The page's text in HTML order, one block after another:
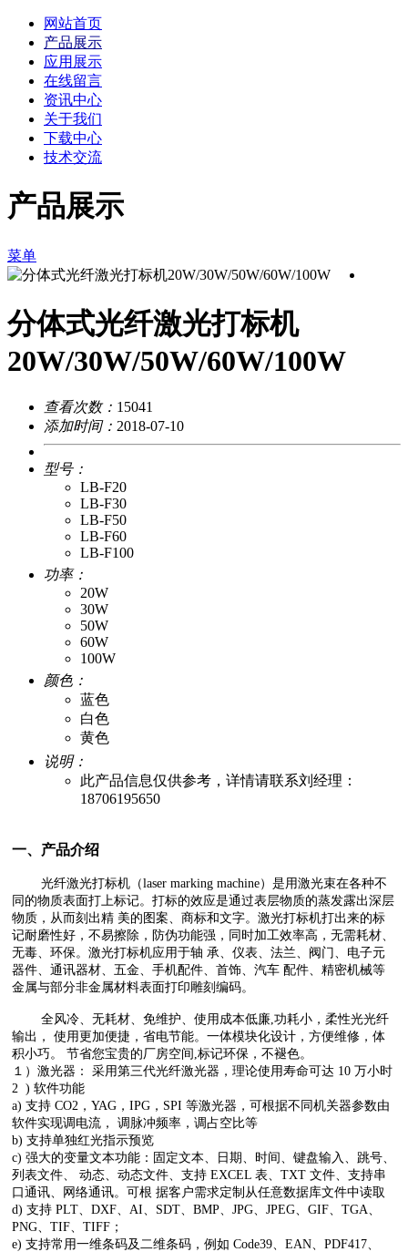
网站首页
产品展示
应用展示
在线留言
资讯中心
关于我们
下载中心
技术交流
产品展示
菜单
分体式光纤激光打标机
20W/30W/50W/60W/100W
查看次数： 15041
添加时间： 2018-07-10
型号：
LB-F20
LB-F30
LB-F50
LB-F60
LB-F100
功率：
20W
30W
50W
60W
100W
颜色：
蓝色
白色
黄色
说明：
此产品信息仅供参考，详情请联系刘经理：
18706195650
一、产品介绍
光纤激光打标机（laser marking machine）是用激光束在各种不
同的物质表面打上标记。打标的效应是通过表层物质的蒸发露出深层
物质，从而刻出精 美的图案、商标和文字。激光打标机打出来的标
记耐磨性好，不易擦除，防伪功能强，同时加工效率高，无需耗材、
无毒、环保。激光打标机应用于轴 承、仪表、法兰、阀门、电子元
器件、通讯器材、五金、手机配件、首饰、汽车 配件、精密机械等
金属与部分非金属材料表面打印雕刻编码。
全风冷、无耗材、免维护、使用成本低廉,功耗小，柔性光光纤
输出， 使用更加便捷，省电节能。一体模块化设计，方便维修，体
积小巧。 节省您宝贵的厂房空间,标记环保，不褪色。
１）激光器： 采用第三代光纤激光器，理论使用寿命可达 10 万小时
2 ) 软件功能
a) 支持 CO2，YAG，IPG，SPI 等激光器，可根据不同机关器参数由
软件实现调电流， 调脉冲频率，调占空比等
b) 支持单独红光指示预览
c) 强大的变量文本功能：固定文本、日期、时间、键盘输入、跳号、
列表文件、 动态、动态文件、支持 EXCEL 表、TXT 文件、支持串
口通讯、网络通讯。可根 据客户需求定制从任意数据库文件中读取
d) 支持 PLT、DXF、AI、SDT、BMP、JPG、JPEG、GIF、TGA、
PNG、TIF、TIFF；
e) 支持常用一维条码及二维条码，例如 Code39、EAN、PDF417、